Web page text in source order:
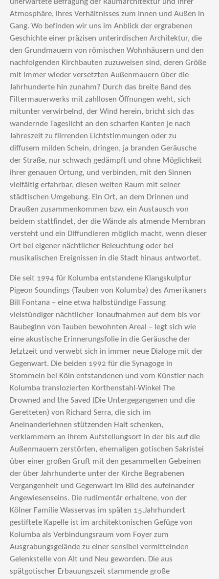
unerwartete Befragung der Raumarchitektur und ihrer
Atmosphäre, ihres Verhältnisses zum Innen und Außen in
Gang. Wo befinden wir uns im Anblick der ergrabenen
Geschichte einer präzisen unterirdischen Architektur, die
den Grundmauern von römischen Wohnhäusern und den
nachfolgenden Kirchbauten zuzuweisen sind, deren Größe
mit immer wieder versetzten Außenmauern über die
Jahrhunderte hin zunahm? Durch das breite Band des
Filtermauerwerks mit zahllosen Öffnungen weht, sich
mitunter verwirbelnd, der Wind herein, bricht sich das
wandernde Tageslicht an den scharfen Kanten je nach
Jahreszeit zu flirrenden Lichtstimmungen oder zu
diffusem milden Schein, dringen, ja branden Geräusche
der Straße, nur schwach gedämpft und ohne Möglichkeit
ihrer genauen Ortung, und verbinden, mit den Sinnen
vielfältig erfahrbar, diesen weiten Raum mit seiner
städtischen Umgebung. Ein Ort, an dem Drinnen und
Draußen zusammenkommen bzw. ein Austausch von
beidem stattfindet, der die Wände als atmende Membran
versteht und ein Diffundieren möglich macht, wenn dieser
Ort bei eigener nächtlicher Beleuchtung oder bei
musikalischen Ereignissen in die Stadt hinaus antwortet.
Die seit 1994 für Kolumba entstandene Klangskulptur
Pigeon Soundings (Tauben von Kolumba) des Amerikaners
Bill Fontana – eine etwa halbstündige Fassung
vielstündiger nächtlicher Tonaufnahmen auf dem bis vor
Baubeginn von Tauben bewohnten Areal – legt sich wie
eine akustische Erinnerungsfolie in die Geräusche der
Jetztzeit und verwebt sich in immer neue Dialoge mit der
Gegenwart. Die beiden 1992 für die Synagoge in
Stommeln bei Köln entstandenen und vom Künstler nach
Kolumba translozierten Korthenstahl-Winkel The
Drowned and the Saved (Die Untergegangenen und die
Geretteten) von Richard Serra, die sich im
Aneinanderlehnen stützenden Halt schenken,
verklammern an ihrem Aufstellungsort in der bis auf die
Außenmauern zerstörten, ehemaligen gotischen Sakristei
über einer großen Gruft mit den gesammelten Gebeinen
der über Jahrhunderte unter der Kirche Begrabenen
Vergangenheit und Gegenwart im Bild des aufeinander
Angewiesenseins. Die rudimentär erhaltene, von der
Kölner Familie Wasservas im späten 15.Jahrhundert
gestiftete Kapelle ist im architektonischen Gefüge von
Kolumba als Verbindungsraum vom Foyer zum
Ausgrabungsgelände zu einer sensibel vermittelnden
Gelenkstelle von Alt und Neu geworden. Die aus
spätgotischer Erbauungszeit stammende große